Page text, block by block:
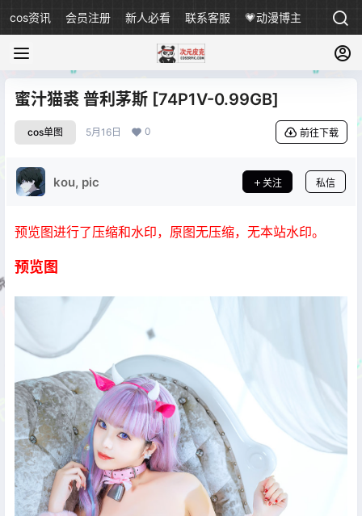
cos资讯 会员注册 新人必看 联系客服 💗动漫博主
蜜汁猫裘 普利茅斯 [74P1V-0.99GB]
cos单图 5月16日 0 前往下载
kou, pic 关注 私信
预览图进行了压缩和水印，原图无压缩，无本站水印。
预览图